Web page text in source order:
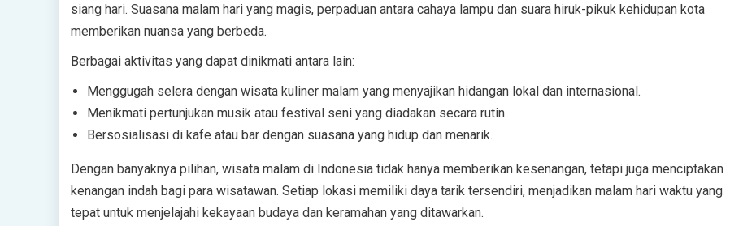
siang hari. Suasana malam hari yang magis, perpaduan antara cahaya lampu dan suara hiruk-pikuk kehidupan kota
memberikan nuansa yang berbeda.
Berbagai aktivitas yang dapat dinikmati antara lain:
Menggugah selera dengan wisata kuliner malam yang menyajikan hidangan lokal dan internasional.
Menikmati pertunjukan musik atau festival seni yang diadakan secara rutin.
Bersosialisasi di kafe atau bar dengan suasana yang hidup dan menarik.
Dengan banyaknya pilihan, wisata malam di Indonesia tidak hanya memberikan kesenangan, tetapi juga menciptakan
kenangan indah bagi para wisatawan. Setiap lokasi memiliki daya tarik tersendiri, menjadikan malam hari waktu yang
tepat untuk menjelajahi kekayaan budaya dan keramahan yang ditawarkan.